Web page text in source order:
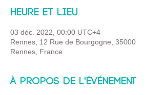
Heure et lieu
03 déc. 2022, 00:00 UTC+4
Rennes, 12 Rue de Bourgogne, 35000
Rennes, France
À propos de l'événement